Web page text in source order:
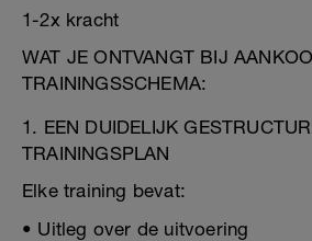
1-2x kracht
WAT JE ONTVANGT BIJ
TRAININGSSCHEMA:
1. EEN DUIDELIJK
TRAININGSPLAN
Elke training bevat:
• Uitleg over de uitvoering